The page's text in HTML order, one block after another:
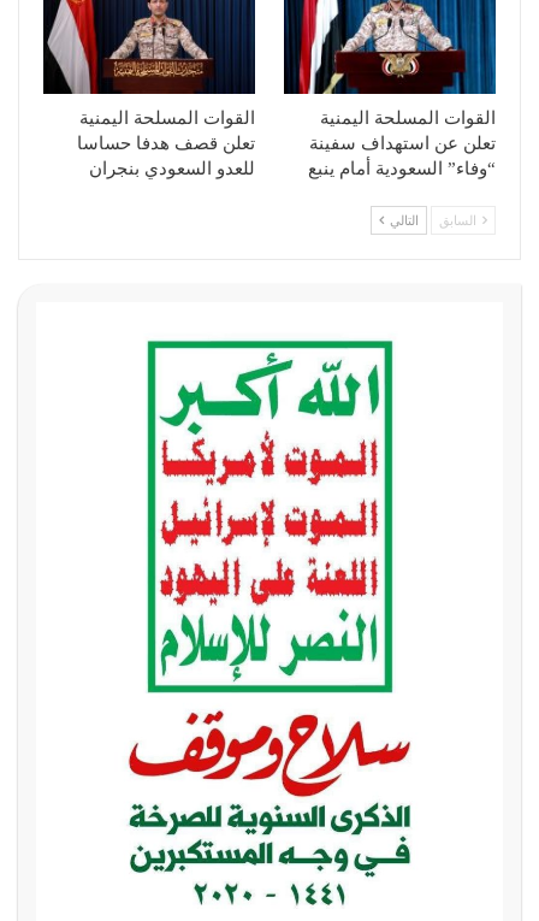
القوات المسلحة اليمنية
تعلن عن استهداف سفينة
“وفاء” السعودية أمام ينبع
القوات المسلحة اليمنية
تعلن قصف هدفا حساسا
للعدو السعودي بنجران
السابق التالي